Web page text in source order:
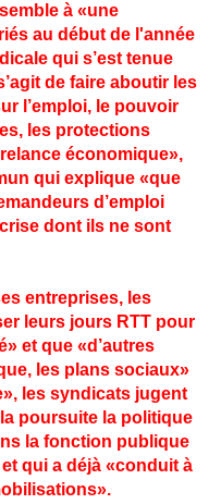
à «une
au début de l'année
qui s’est tenue
de faire aboutir les
l’emploi, le pouvoir
les protections
économique»,
qui explique «que
d’emploi
dont ils ne sont
entreprises, les
leurs jours RTT pour
et que «d’autres
les plans sociaux»
les syndicats jugent
poursuite la politique
la fonction publique
qui a déjà «conduit à